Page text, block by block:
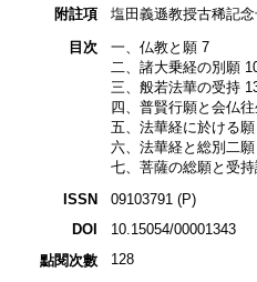
附註項
塩田義遜教授古稀記
目次
一、仏教と願 7
二、諸大乗経の別願
三、般若法華の受持
四、普賢行願と会仏
五、法華経に於ける
六、法華経と総別二
七、菩薩の総願と受
ISSN
09103791 (P)
DOI
10.15054/00001343
點閱次數
128